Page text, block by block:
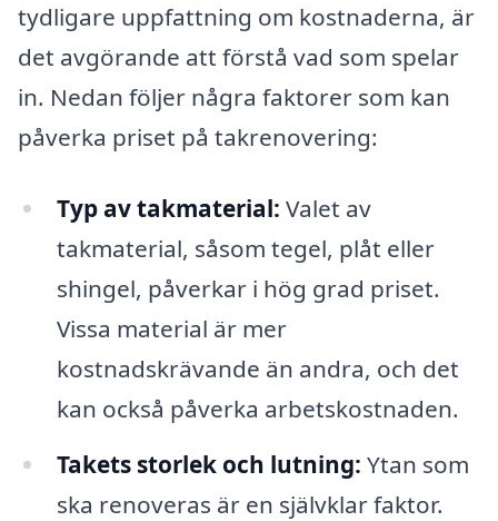
tydligare uppfattning om kostnaderna, är
det avgörande att förstå vad som spelar
in. Nedan följer några faktorer som kan
påverka priset på takrenovering:
Typ av takmaterial: Valet av
takmaterial, såsom tegel, plåt eller
shingel, påverkar i hög grad priset.
Vissa material är mer
kostnadskrävande än andra, och det
kan också påverka arbetskostnaden.
Takets storlek och lutning: Ytan som
ska renoveras är en självklar faktor.